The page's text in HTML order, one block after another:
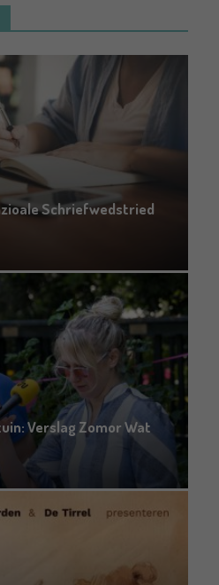
Schriefwedstried
Verslag Zomor Wat